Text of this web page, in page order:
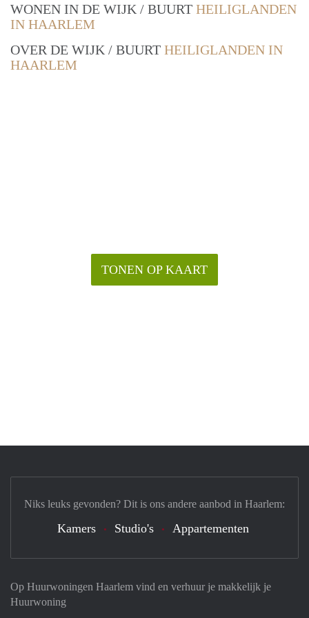
WONEN IN DE WIJK / BUURT HEILIGLANDEN
IN HAARLEM
OVER DE WIJK / BUURT HEILIGLANDEN IN
HAARLEM
TONEN OP KAART
Op Huurwoningen Haarlem vind en verhuur je makkelijk je
Huurwoning
Niks leuks gevonden? Dit is ons andere aanbod in Haarlem:
Kamers Studio's Appartementen